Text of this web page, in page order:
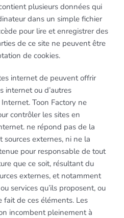
plusieurs données qui
dans un simple fichier
pour lire et enregistrer des
de ce site ne peuvent être
de cookies.
internet de peuvent offrir
internet ou d’autres
Toon Factory ne
contrôler les sites en
ne répond pas de la
externes, ni ne la
pour responsable de tout
que ce soit, résultant du
externes, et notamment
services qu’ils proposent, ou
de ces éléments. Les
incombent pleinement à